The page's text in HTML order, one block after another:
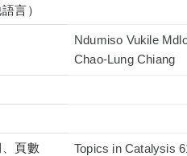
言）
Ndumiso Vukile
Chao-Lung Chiang
頁數 Topics in Catalysis